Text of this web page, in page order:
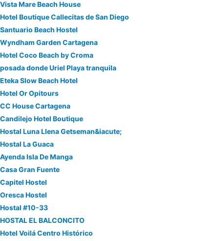
Vista Mare Beach House
Hotel Boutique Callecitas de San Diego
Santuario Beach Hostel
Wyndham Garden Cartagena
Hotel Coco Beach by Croma
posada donde Uriel Playa tranquila
Eteka Slow Beach Hotel
Hotel Or Opitours
CC House Cartagena
Candilejo Hotel Boutique
Hostal Luna Llena Getseman&iacute;
Hostal La Guaca
Ayenda Isla De Manga
Casa Gran Fuente
Capitel Hostel
Oresca Hostel
Hostal #10-33
HOSTAL EL BALCONCITO
Hotel Voilá Centro Histórico